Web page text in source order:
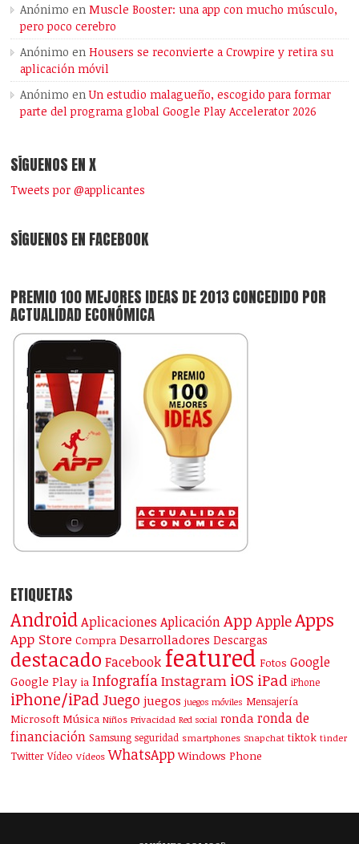
Anónimo enMuscle Booster: una app con mucho músculo,
pero poco cerebro
Anónimo enHousers se reconvierte a Crowpire y retira su
aplicación móvil
Anónimo enUn estudio malagueño, escogido para formar
parte del programa global Google Play Accelerator 2026
SÍGUENOS EN X
Tweets por @applicantes
SÍGUENOS EN FACEBOOK
PREMIO 100 MEJORES IDEAS DE 2013 CONCEDIDO POR
ACTUALIDAD ECONÓMICA
ETIQUETAS
Android Aplicaciones Aplicación App AppleApps
App Store Compra Desarrolladores Descargas
destacado Facebook featured Fotos Google
Google Play ia Infografía Instagram iOS iPad iPhone
iPhone/iPad Juego juegos juegos móviles Mensajería
Microsoft Música Niños Privacidad Red social ronda ronda de
financiación Samsung seguridad smartphones Snapchat tiktok tinder
Twitter Vídeo Vídeos WhatsApp Windows Phone